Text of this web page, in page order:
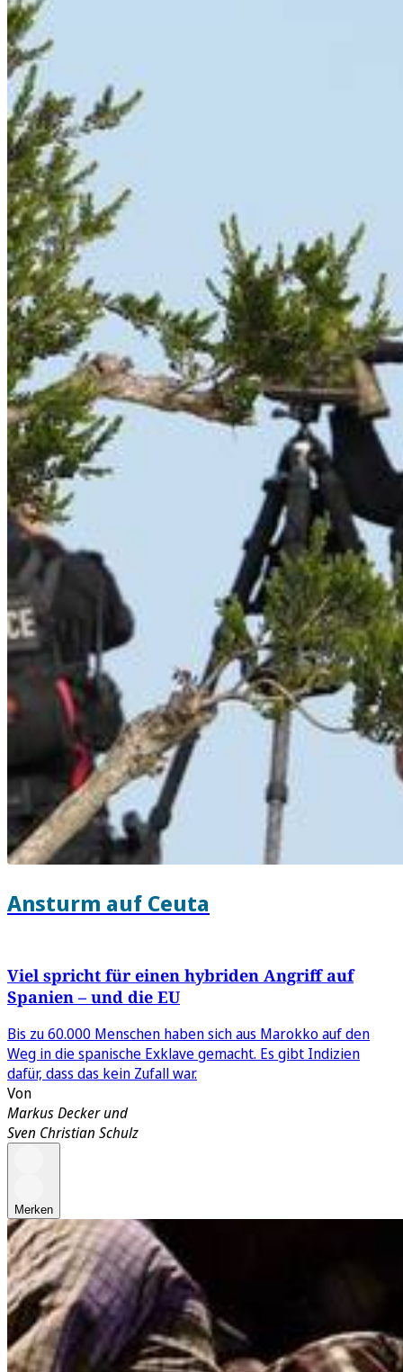
Ansturm auf Ceuta
Viel spricht für einen hybriden Angriff auf
Spanien – und die EU
Bis zu 60.000 Menschen haben sich aus Marokko auf den
Weg in die spanische Exklave gemacht. Es gibt Indizien
dafür, dass das kein Zufall war.
Von
Markus Deckerund
Sven Christian Schulz
Merken